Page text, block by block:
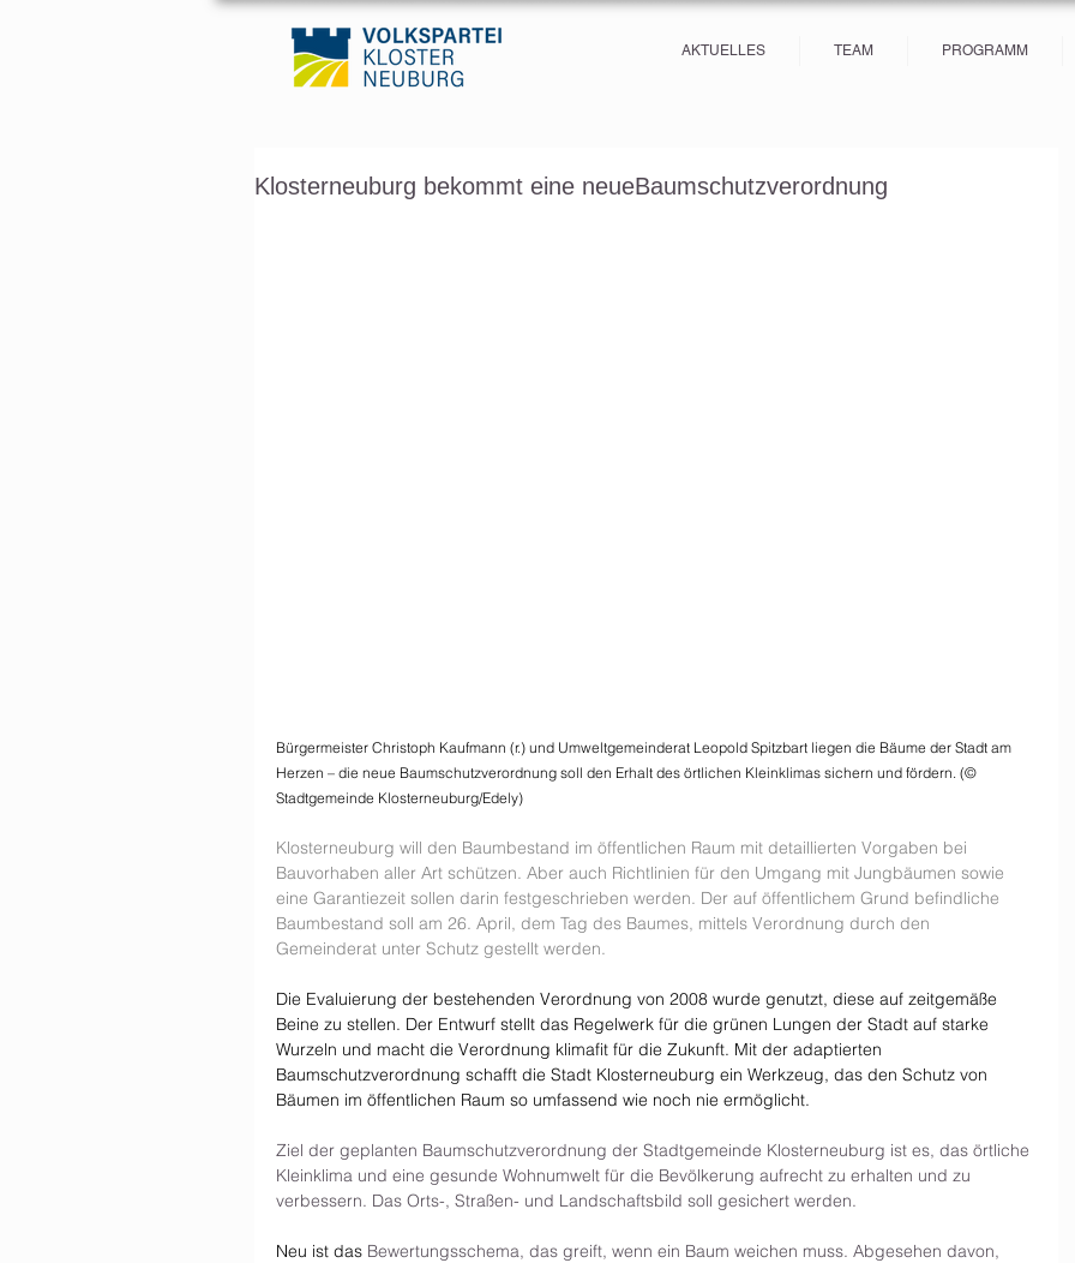
AKTUELLES TEAM PROGRAMM
Klosterneuburg bekommt eine neueBaumschutzverordnung
Bürgermeister Christoph Kaufmann (r.) und Umweltgemeinderat Leopold Spitzbart liegen die Bäume der Stadt am
Herzen – die neue Baumschutzverordnung soll den Erhalt des örtlichen Kleinklimas sichern und fördern. (©
Stadtgemeinde Klosterneuburg/Edely)
Klosterneuburg will den Baumbestand im öffentlichen Raum mit detaillierten Vorgaben bei
Bauvorhaben aller Art schützen. Aber auch Richtlinien für den Umgang mit Jungbäumen sowie
eine Garantiezeit sollen darin festgeschrieben werden. Der auf öffentlichem Grund befindliche
Baumbestand soll am 26. April, dem Tag des Baumes, mittels Verordnung durch den
Gemeinderat unter Schutz gestellt werden.
Die Evaluierung der bestehenden Verordnung von 2008 wurde genutzt, diese auf zeitgemäße
Beine zu stellen. Der Entwurf stellt das Regelwerk für die grünen Lungen der Stadt auf starke
Wurzeln und macht die Verordnung klimafit für die Zukunft. Mit der adaptierten
Baumschutzverordnung schafft die Stadt Klosterneuburg ein Werkzeug, das den Schutz von
Bäumen im öffentlichen Raum so umfassend wie noch nie ermöglicht.
Ziel der geplanten Baumschutzverordnung der Stadtgemeinde Klosterneuburg ist es, das örtliche
Kleinklima und eine gesunde Wohnumwelt für die Bevölkerung aufrecht zu erhalten und zu
verbessern. Das Orts-, Straßen- und Landschaftsbild soll gesichert werden.
Neu ist das Bewertungsschema, das greift, wenn ein Baum weichen muss. Abgesehen davon,